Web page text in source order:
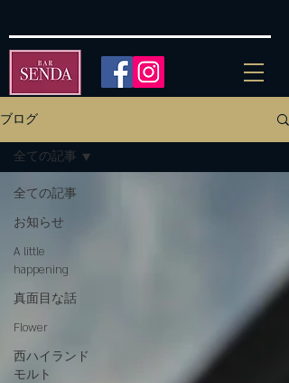
ブログ
全ての記事
お知らせ
A little
happening
真面目な話
Flower
西ハイランド
モルト
全ての記事